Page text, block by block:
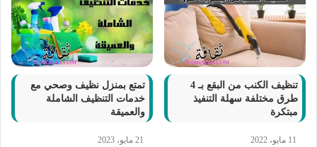
تنظيف الكنب من البقع بـ 4
طرق مختلفة سهلة التنفيذ
مبتكرة
11 مايو، 2022
تمتع بمنزل نظيف وصحي مع
خدمات التنظيف الشاملة
والعميقة
21 مايو، 2023